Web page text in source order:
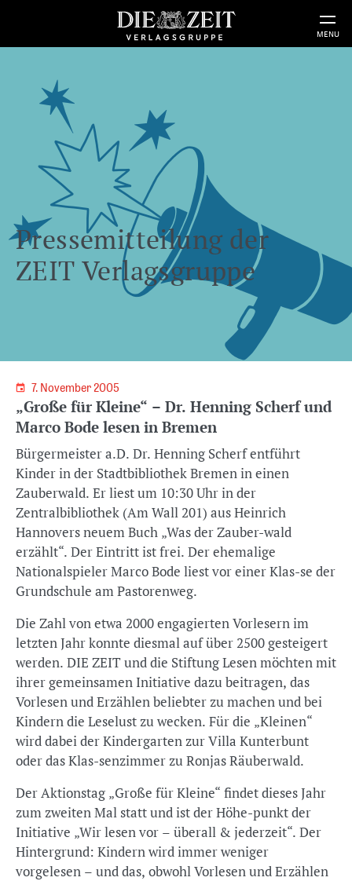
MENU
Pressemitteilung der
ZEIT Verlagsgruppe
7. November 2005
„Große für Kleine“ – Dr. Henning Scherf und
Marco Bode lesen in Bremen
Bürgermeister a.D. Dr. Henning Scherf entführt
Kinder in der Stadtbibliothek Bremen in einen
Zauberwald. Er liest um 10:30 Uhr in der
Zentralbibliothek (Am Wall 201) aus Heinrich
Hannovers neuem Buch „Was der Zauber-wald
erzählt“. Der Eintritt ist frei. Der ehemalige
Nationalspieler Marco Bode liest vor einer Klas-se der
Grundschule am Pastorenweg.
Die Zahl von etwa 2000 engagierten Vorlesern im
letzten Jahr konnte diesmal auf über 2500 gesteigert
werden. DIE ZEIT und die Stiftung Lesen möchten mit
ihrer gemeinsamen Initiative dazu beitragen, das
Vorlesen und Erzählen beliebter zu machen und bei
Kindern die Leselust zu wecken. Für die „Kleinen“
wird dabei der Kindergarten zur Villa Kunterbunt
oder das Klas-senzimmer zu Ronjas Räuberwald.
Der Aktionstag „Große für Kleine“ findet dieses Jahr
zum zweiten Mal statt und ist der Höhe-punkt der
Initiative „Wir lesen vor – überall & jederzeit“. Der
Hintergrund: Kindern wird immer weniger
vorgelesen – und das, obwohl Vorlesen und Erzählen